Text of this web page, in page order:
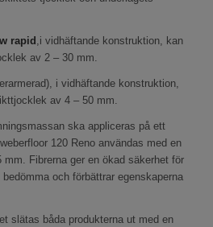
rapid ,i vidhäftande konstruktion, kan
av 2 – 30 mm.
i vidhäftande konstruktion,
av 4 – 50 mm.
ska appliceras på ett
120 Reno användas med en
Fibrerna ger en ökad säkerhet för
och förbättrar egenskaperna
slätas båda produkterna ut med en